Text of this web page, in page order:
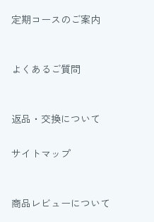
定期コースのご案内
よくあるご質問
返品・交換について
サイトマップ
商品レビューについて